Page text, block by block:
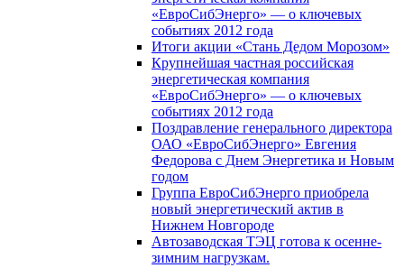
«ЕвроСибЭнерго» — о ключевых
событиях 2012 года
Итоги акции «Стань Дедом Морозом»
Крупнейшая частная российская
энергетическая компания
«ЕвроСибЭнерго» — о ключевых
событиях 2012 года
Поздравление генерального директора
ОАО «ЕвроСибЭнерго» Евгения
Федорова с Днем Энергетика и Новым
годом
Группа ЕвроСибЭнерго приобрела
новый энергетический актив в
Нижнем Новгороде
Автозаводская ТЭЦ готова к осенне-
зимним нагрузкам.